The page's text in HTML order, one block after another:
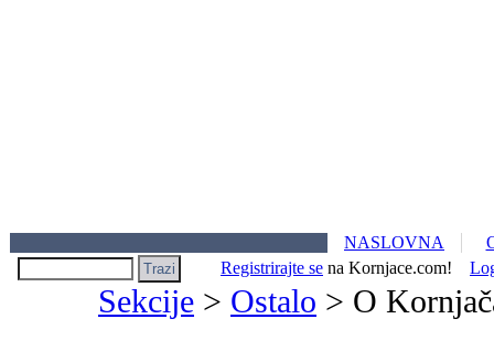
NASLOVNA
Registrirajte se na Kornjace.com!
Sekcije > Ostalo > O